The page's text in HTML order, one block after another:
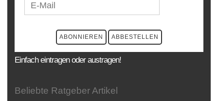
Einfach eintragen oder austragen!
Beliebte Ratgeber Artikel